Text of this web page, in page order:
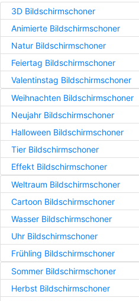
3D Bildschirmschoner
Animierte Bildschirmschoner
Natur Bildschirmschoner
Feiertag Bildschirmschoner
Valentinstag Bildschirmschoner
Weihnachten Bildschirmschoner
Neujahr Bildschirmschoner
Halloween Bildschirmschoner
Tier Bildschirmschoner
Effekt Bildschirmschoner
Weltraum Bildschirmschoner
Cartoon Bildschirmschoner
Wasser Bildschirmschoner
Uhr Bildschirmschoner
Frühling Bildschirmschoner
Sommer Bildschirmschoner
Herbst Bildschirmschoner